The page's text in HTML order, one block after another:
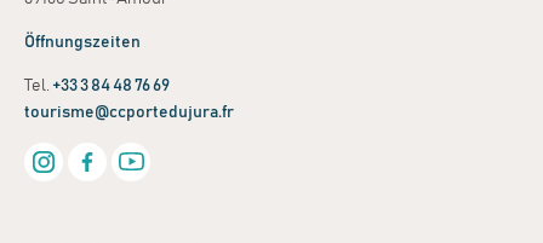
Öffnungszeiten
Tel. +33 3 84 48 76 69
tourisme@ccportedujura.fr